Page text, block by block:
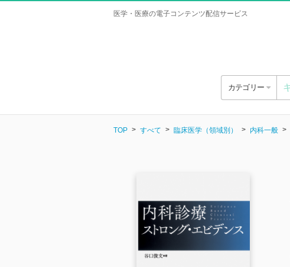
医学・医療の電子コンテンツ配信サービス
カテゴリー
TOP すべて 臨床医学（領域別） 内科一般